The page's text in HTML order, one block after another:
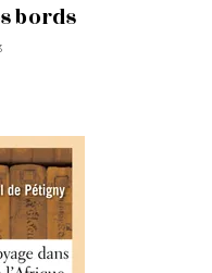
bords